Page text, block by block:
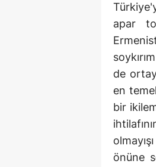
apar
de
en
bir
önüne